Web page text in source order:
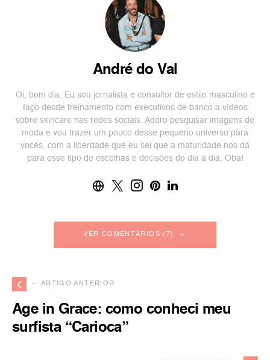
André do Val
Oi, bom dia. Eu sou jornalista e consultor de estilo masculino e
faço desde treinamento com executivos de banco a vídeos
sobre skincare nas redes sociais. Adoro pesquisar imagens de
moda e vou trazer um pouco desse pequeno universo para
vocês, com a liberdade que eu sei que a maturidade nos dá
para esse tipo de escolhas e decisões do dia a dia. Oba!
VER COMENTÁRIOS (7)
— ARTIGO ANTERIOR
Age in Grace: como conheci meu
surfista “Carioca”